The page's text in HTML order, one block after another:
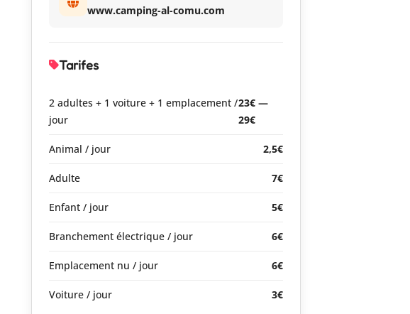
www.camping-al-comu.com
Tarifes
2 adultes + 1 voiture + 1 emplacement /
jour
23€ —
29€
Animal / jour 2,5€
Adulte 7€
Enfant / jour 5€
Branchement électrique / jour 6€
Emplacement nu / jour 6€
Voiture / jour 3€